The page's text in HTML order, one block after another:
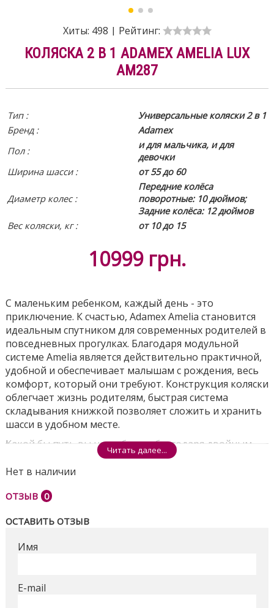
Хиты: 498 | Рейтинг:
КОЛЯСКА 2 В 1 ADAMEX AMELIA LUX
AM287
Тип :
Универсальные коляски 2 в 1
Бренд :
Adamex
Пол :
и для мальчика, и для
девочки
Ширина шасси :
от 55 до 60
Диаметр колес :
Передние колёса
поворотные: 10 дюймов;
Задние колёса: 12 дюймов
Вес коляски, кг :
от 10 до 15
10999 грн.
С маленьким ребенком, каждый день - это
приключение. К счастью, Adamex Amelia становится
идеальным спутником для современных родителей в
повседневных прогулках. Благодаря модульной
системе Amelia является действительно практичной,
удобной и обеспечивает малышам с рождения, весь
комфорт, который они требуют. Конструкция коляски
облегчает жизнь родителям, быстрая система
складывания книжкой позволяет сложить и хранить
шасси в удобном месте.
Какой бы путь вы не выбрали, благодаря двойным
амортизаторам и поворотным колесам Adamex
Amelia имеет плавный ход даже по неровной
родителей и комфортной для отдыха ребенка.
Новорожденный ребенок будет уютно себя
матрасом и оптимальной циркуляцией воздуха.
избежать перегрева тела в жаркую погоду. Большой
Читать далее...
Нет в наличии
ОТЗЫВ 0
ОСТАВИТЬ ОТЗЫВ
Имя
E-mail